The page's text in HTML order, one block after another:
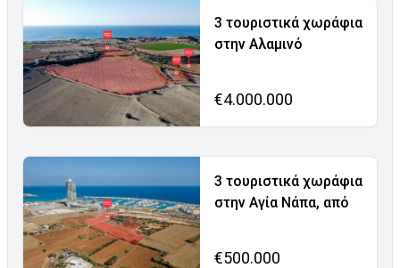
3 τουριστικά χωράφια
στην Αλαμινό
€4.000.000
3 τουριστικά χωράφια
στην Αγία Νάπα, από
€500.000